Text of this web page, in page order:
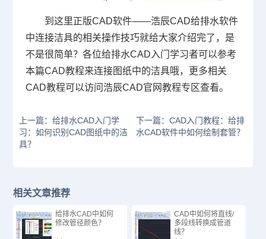
到这里正版CAD软件——浩辰CAD给排水软件
中连接洁具的相关操作技巧就给大家介绍完了，是
不是很简单？各位给排水CAD入门学习者可以参考
本篇CAD教程来连接图纸中的洁具哦，更多相关
CAD教程可以访问浩辰CAD官网教程专区查看。
上一篇：给排水CAD入门学
习：如何识别CAD图纸中的洁
具？
下一篇：CAD入门教程：给排
水CAD软件中如何绘制套管？
相关文章推荐
给排水CAD中如何
修改管径颜色？
CAD中如何将直线/
多段线转换成管道
线？